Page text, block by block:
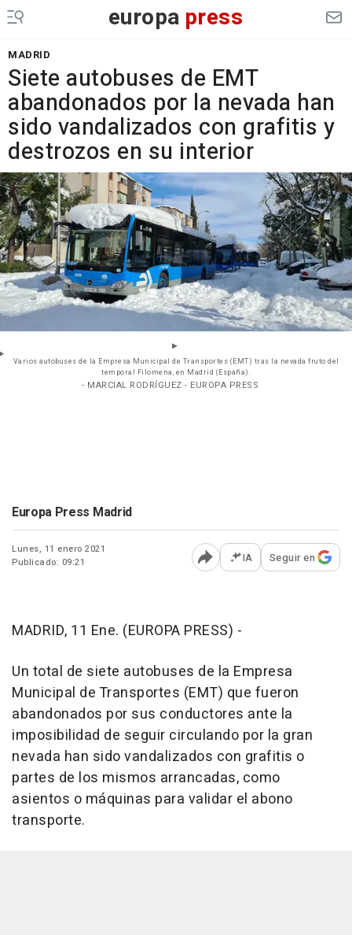
europa press
MADRID
Siete autobuses de EMT
abandonados por la nevada han
sido vandalizados con grafitis y
destrozos en su interior
Varios autobuses de la Empresa Municipal de Transportes (EMT) tras la nevada fruto del
temporal Filomena, en Madrid (España).
- MARCIAL RODRÍGUEZ - EUROPA PRESS
Europa Press Madrid
Lunes, 11 enero 2021
Publicado: 09:21
Abrir opciones para
IA Seguir en
MADRID, 11 Ene. (EUROPA PRESS) -
Un total de siete autobuses de la Empresa
Municipal de Transportes (EMT) que fueron
abandonados por sus conductores ante la
imposibilidad de seguir circulando por la gran
nevada han sido vandalizados con grafitis o
partes de los mismos arrancadas, como
asientos o máquinas para validar el abono
transporte.